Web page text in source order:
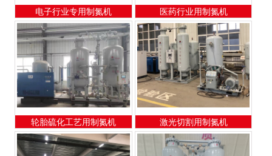
轮胎硫化工艺用制氮机 激光切割用制氮机